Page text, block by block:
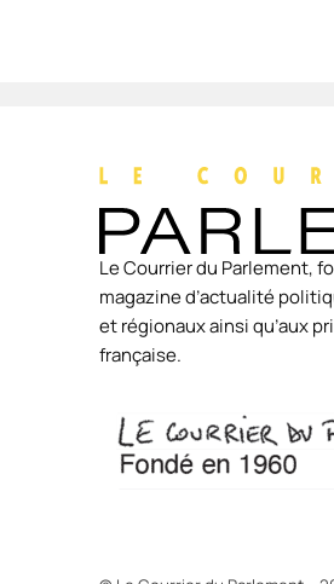
Le Courrier du Parlement,
magazine d’actualité
et régionaux ainsi qu’aux
française.